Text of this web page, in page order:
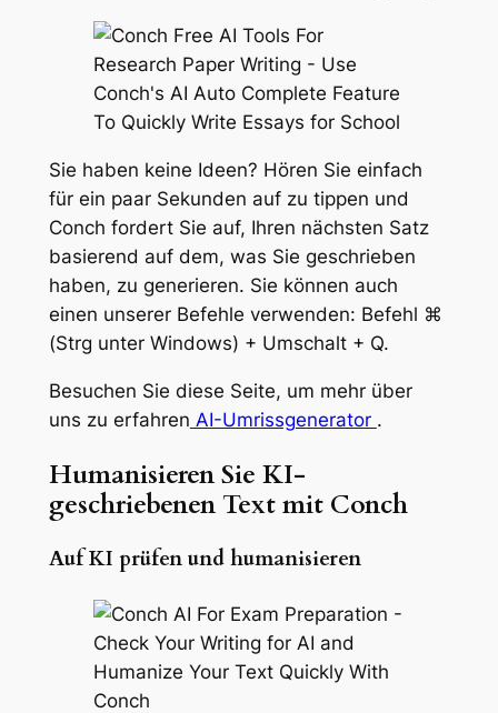
Sie haben keine Ideen? Hören Sie einfach
für ein paar Sekunden auf zu tippen und
Conch fordert Sie auf, Ihren nächsten Satz
basierend auf dem, was Sie geschrieben
haben, zu generieren. Sie können auch
einen unserer Befehle verwenden: Befehl ⌘
(Strg unter Windows) + Umschalt + Q.
Besuchen Sie diese Seite, um mehr über
uns zu erfahren AI-Umrissgenerator .
Humanisieren Sie KI-
geschriebenen Text mit Conch
Auf KI prüfen und humanisieren